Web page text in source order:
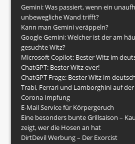
Gemini: Was passiert, wenn ein
unbewegliche Wand trifft?
Kann man Gemini veräppeln?
Google Gemini: Welcher ist der am
gesuchte Witz?
Microsoft Copilot: Bester Witz im
ChatGPT: Bester Witz ever!
ChatGPT Frage: Bester Witz im
Trabi, Ferrari und Lamborghini auf
Corona Impfung
E-Mail Service für Körpergeruch
Eine besonders bunte Grillsaison –
zeigt, wer die Hosen an hat
DirtDevil Werbung – Der Exorcist